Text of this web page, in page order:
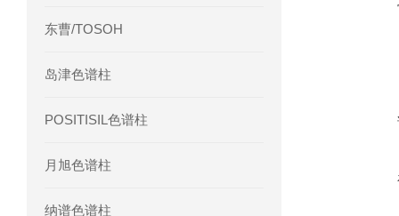
东曹/TOSOH
岛津色谱柱
POSITISIL色谱柱
月旭色谱柱
纳谱色谱柱